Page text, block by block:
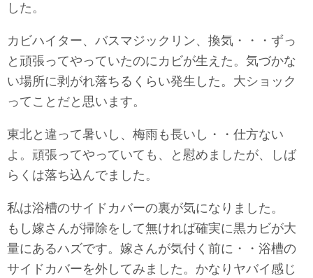
した。
カビハイター、バスマジックリン、換気・・・ずっ
と頑張ってやっていたのにカビが生えた。気づかな
い場所に剥がれ落ちるくらい発生した。大ショック
ってことだと思います。
東北と違って暑いし、梅雨も長いし・・仕方ない
よ。頑張ってやっていても、と慰めましたが、しば
らくは落ち込んでました。
私は浴槽のサイドカバーの裏が気になりました。
もし嫁さんが掃除をして無ければ確実に黒カビが大
量にあるハズです。嫁さんが気付く前に・・浴槽の
サイドカバーを外してみました。かなりヤバイ感じ